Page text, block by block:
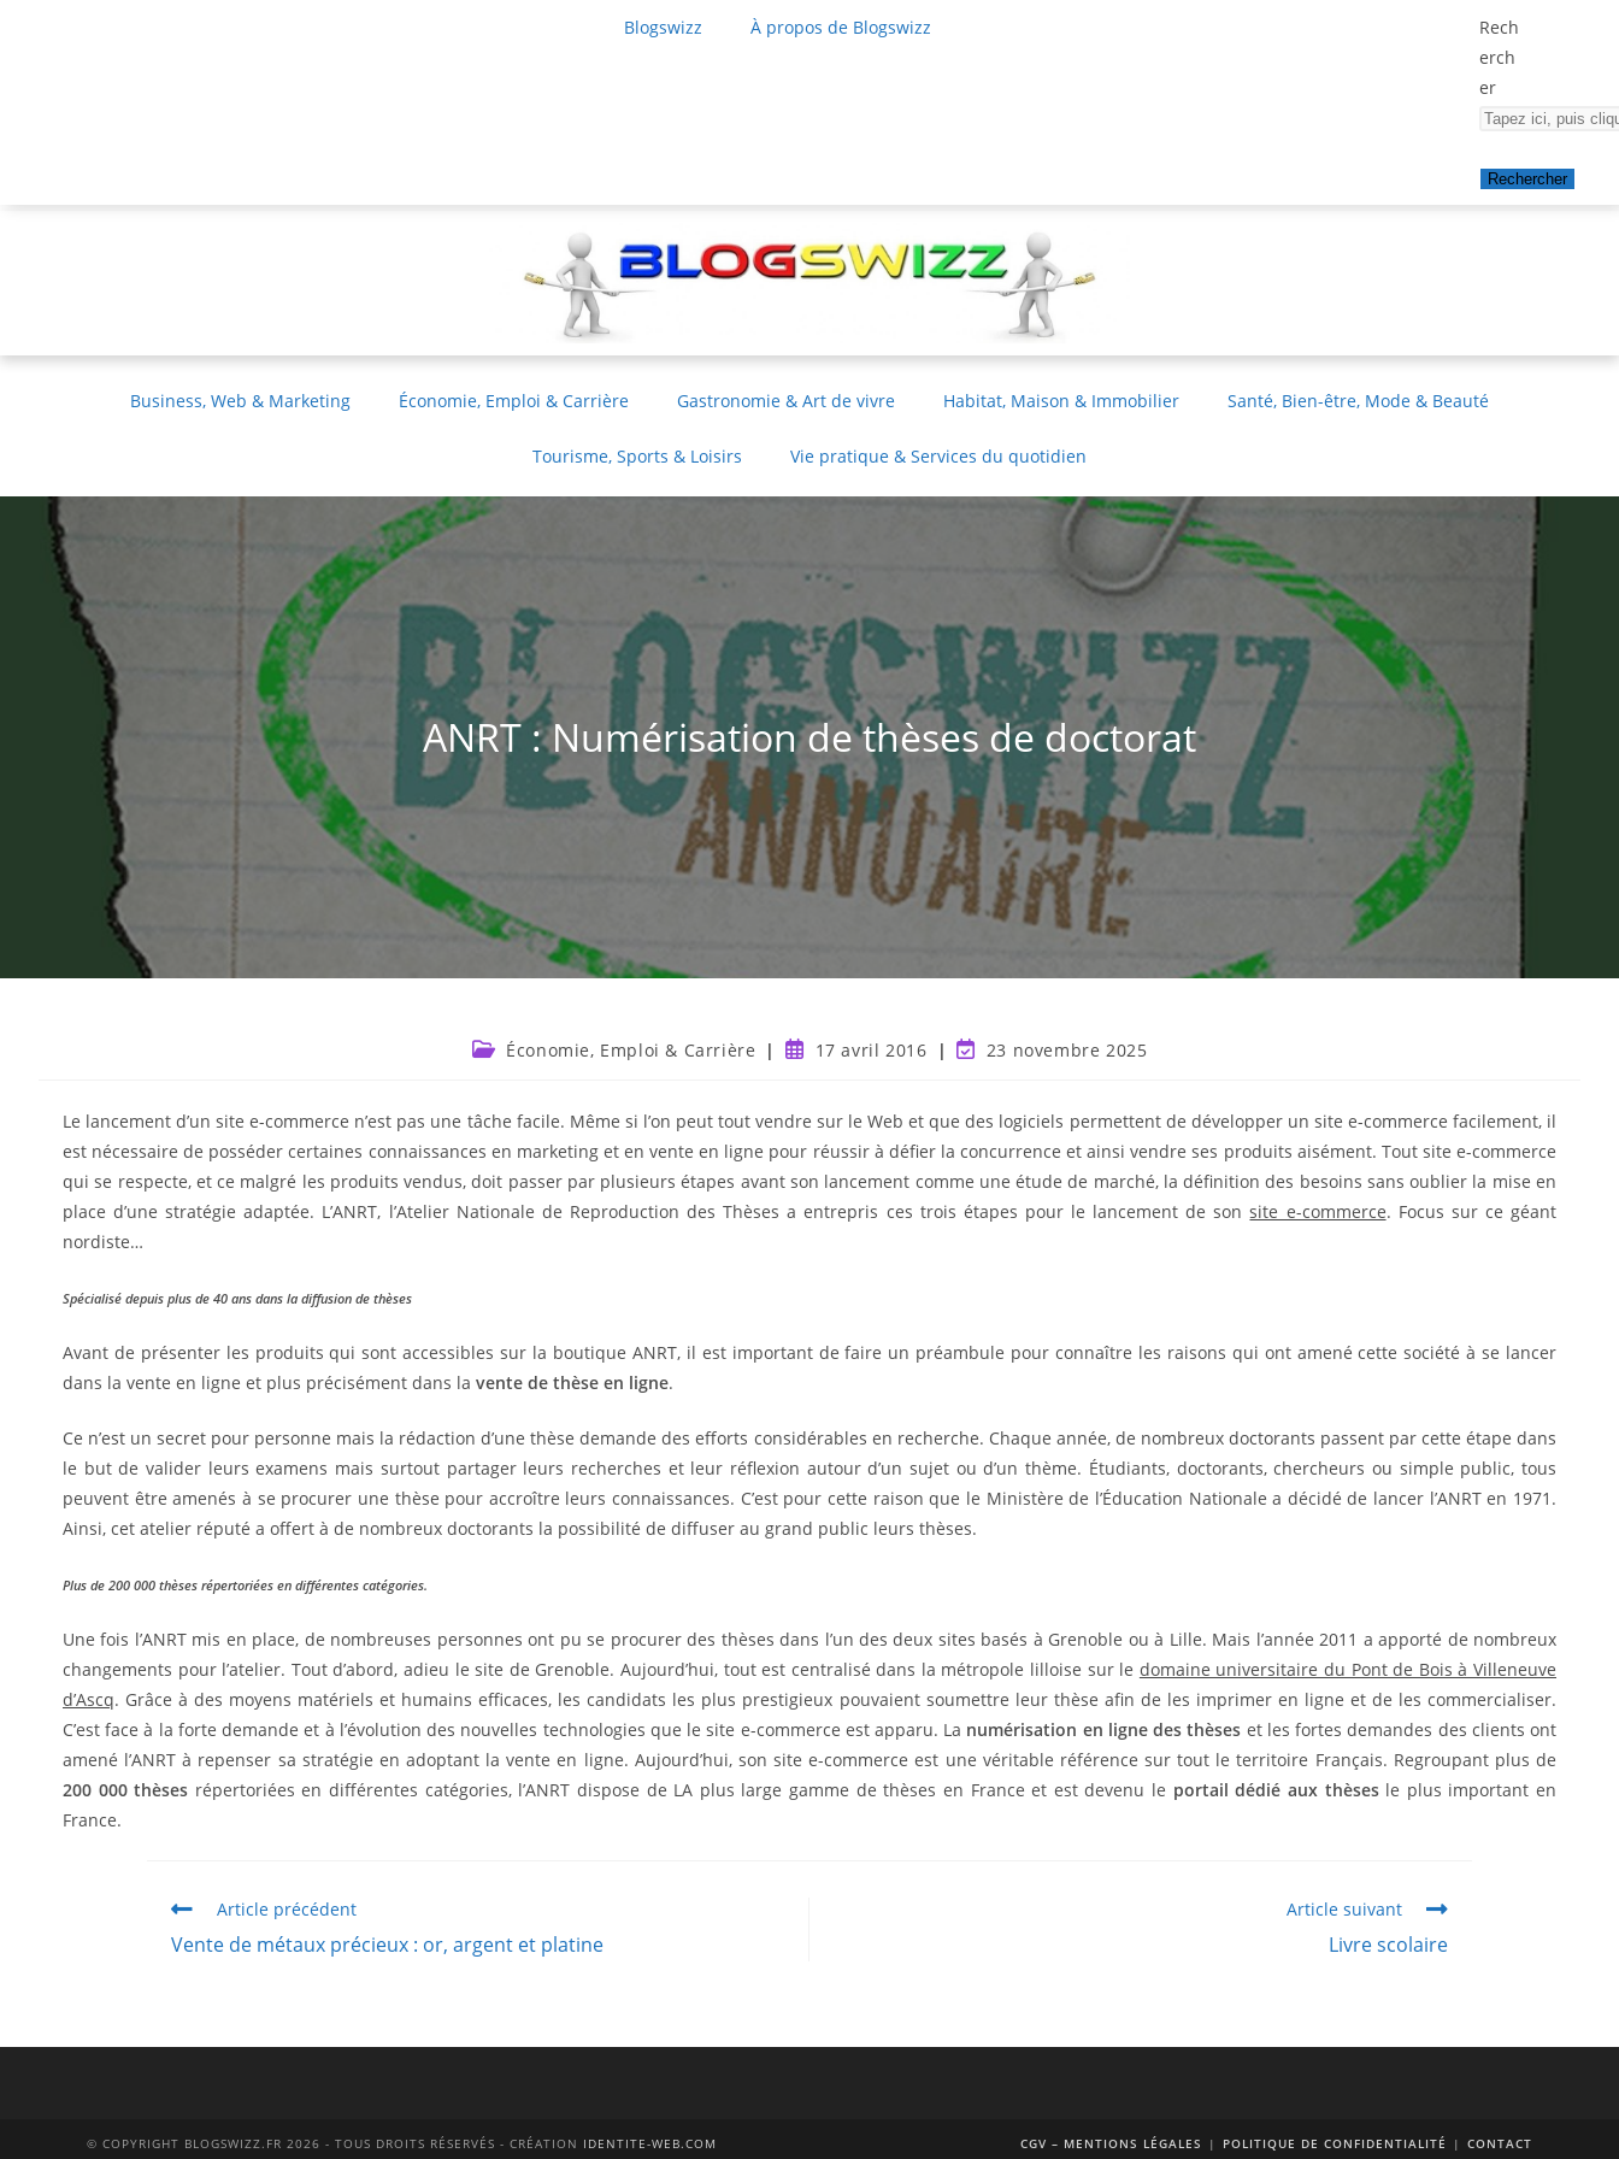
Blogswizz À propos de Blogswizz
Rech
erch
er
Rechercher
Business, Web & Marketing Économie, Emploi & Carrière Gastronomie & Art de vivre Habitat, Maison & Immobilier Santé, Bien-être, Mode & Beauté
Tourisme, Sports & Loisirs Vie pratique & Services du quotidien
ANRT : Numérisation de thèses de doctorat
Économie, Emploi & Carrière 17 avril 2016 23 novembre 2025
Le lancement d’un site e-commerce n’est pas une tâche facile. Même si l’on peut tout vendre sur le Web et que des logiciels permettent de développer un site e-commerce facilement, il
est nécessaire de posséder certaines connaissances en marketing et en vente en ligne pour réussir à défier la concurrence et ainsi vendre ses produits aisément. Tout site e-commerce
qui se respecte, et ce malgré les produits vendus, doit passer par plusieurs étapes avant son lancement comme une étude de marché, la définition des besoins sans oublier la mise en
place d’une stratégie adaptée. L’ANRT, l’Atelier Nationale de Reproduction des Thèses a entrepris ces trois étapes pour le lancement de sonsite e-commerce. Focus sur ce géant
nordiste…
Spécialisé depuis plus de 40 ans dans la diffusion de thèses
Avant de présenter les produits qui sont accessibles sur la boutique ANRT, il est important de faire un préambule pour connaître les raisons qui ont amené cette société à se lancer
dans la vente en ligne et plus précisément dans la vente de thèse en ligne.
Ce n’est un secret pour personne mais la rédaction d’une thèse demande des efforts considérables en recherche. Chaque année, de nombreux doctorants passent par cette étape dans
le but de valider leurs examens mais surtout partager leurs recherches et leur réflexion autour d’un sujet ou d’un thème. Étudiants, doctorants, chercheurs ou simple public, tous
peuvent être amenés à se procurer une thèse pour accroître leurs connaissances. C’est pour cette raison que le Ministère de l’Éducation Nationale a décidé de lancer l’ANRT en 1971.
Ainsi, cet atelier réputé a offert à de nombreux doctorants la possibilité de diffuser au grand public leurs thèses.
Plus de 200 000 thèses répertoriées en différentes catégories.
Une fois l’ANRT mis en place, de nombreuses personnes ont pu se procurer des thèses dans l’un des deux sites basés à Grenoble ou à Lille. Mais l’année 2011 a apporté de nombreux
changements pour l’atelier. Tout d’abord, adieu le site de Grenoble. Aujourd’hui, tout est centralisé dans la métropole lilloise sur le domaine universitaire du Pont de Bois à Villeneuve
d’Ascq. Grâce à des moyens matériels et humains efficaces, les candidats les plus prestigieux pouvaient soumettre leur thèse afin de les imprimer en ligne et de les commercialiser.
C’est face à la forte demande et à l’évolution des nouvelles technologies que le site e-commerce est apparu. La numérisation en ligne des thèses et les fortes demandes des clients ont
amené l’ANRT à repenser sa stratégie en adoptant la vente en ligne. Aujourd’hui, son site e-commerce est une véritable référence sur tout le territoire Français. Regroupant plus de
200 000 thèses répertoriées en différentes catégories, l’ANRT dispose de LA plus large gamme de thèses en France et est devenu le portail dédié aux thèsesle plus important en
France.
Article précédent
Vente de métaux précieux : or, argent et platine
Article suivant
Livre scolaire
CGV – MENTIONS LÉGALES POLITIQUE DE CONFIDENTIALITÉ CONTACT
© COPYRIGHT BLOGSWIZZ.FR 2026 - TOUS DROITS RÉSERVÉS - CRÉATION IDENTITE-WEB.COM